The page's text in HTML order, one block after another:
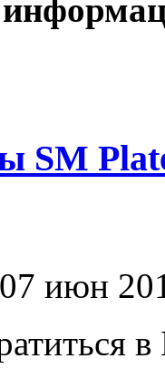
SM
07 июн
в